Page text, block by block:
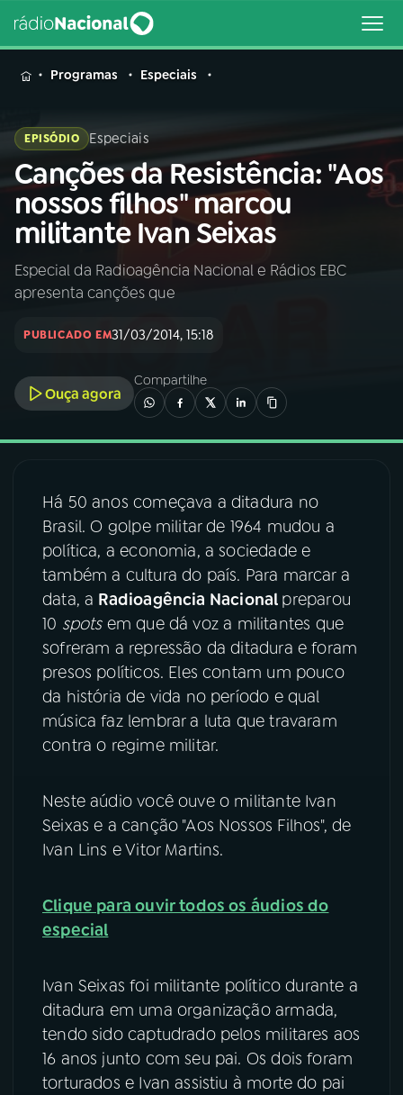
MENU
Buscar
na
Rádio
Nacional
Buscar
AO VIVO
INÍCIO
A RÁDIO
03PROGRAMAÇÃO
04PROGRAMAS
PODCASTS
06VIDEOCASTS
ÚLTIMAS
08FESTIVAL DE MÚSICA
ACOMPANHE A RÁDIO NACIONAL
YouTube
TikTok
Programas Especiais
EPISÓDIO Especiais
Canções da Resistência: "Aos
nossos filhos" marcou
militante Ivan Seixas
Especial da Radioagência Nacional e Rádios EBC
apresenta canções que
PUBLICADO EM31/03/2014, 15:18
Ouça agora
Compartilhe
Há 50 anos começava a ditadura no
Brasil. O golpe militar de 1964 mudou a
política, a economia, a sociedade e
também a cultura do país. Para marcar a
data, a Radioagência Nacional preparou
10 spots em que dá voz a militantes que
sofreram a repressão da ditadura e foram
presos políticos. Eles contam um pouco
da história de vida no período e qual
música faz lembrar a luta que travaram
contra o regime militar.
Neste aúdio você ouve o militante Ivan
Seixas e a canção "Aos Nossos Filhos", de
Ivan Lins e Vitor Martins.
Clique para ouvir todos os áudios do
especial
Ivan Seixas foi militante político durante a
ditadura em uma organização armada,
tendo sido captudrado pelos militares aos
16 anos junto com seu pai. Os dois foram
torturados e Ivan assistiu à morte do pai